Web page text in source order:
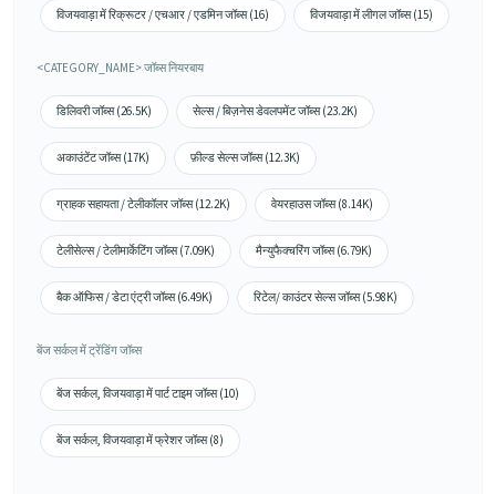
विजयवाड़ा में रिक्रूटर / एचआर / एडमिन जॉब्स (16) विजयवाड़ा में लीगल जॉब्स (15)
<CATEGORY_NAME> जॉब्स नियरबाय
डिलिवरी जॉब्स (26.5K) सेल्स / बिज़नेस डेवलपमेंट जॉब्स (23.2K)
अकाउंटेंट जॉब्स (17K) फ़ील्ड सेल्स जॉब्स (12.3K)
ग्राहक सहायता / टेलीकॉलर जॉब्स (12.2K) वेयरहाउस जॉब्स (8.14K)
टेलीसेल्स / टेलीमार्केटिंग जॉब्स (7.09K) मैन्युफैक्चरिंग जॉब्स (6.79K)
बैक ऑफिस / डेटा एंट्री जॉब्स (6.49K) रिटेल/ काउंटर सेल्स जॉब्स (5.98K)
बेंज सर्कल में ट्रेंडिंग जॉब्स
बेंज सर्कल, विजयवाड़ा में पार्ट टाइम जॉब्स (10)
बेंज सर्कल, विजयवाड़ा में फ्रेशर जॉब्स (8)